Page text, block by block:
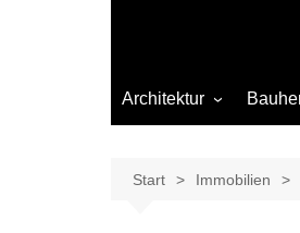
Architektur
Start Immobilien